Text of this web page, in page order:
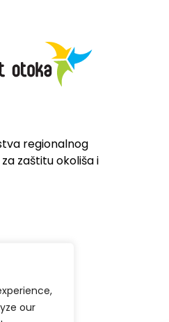
our
regionalnog
zaštitu okoliša i